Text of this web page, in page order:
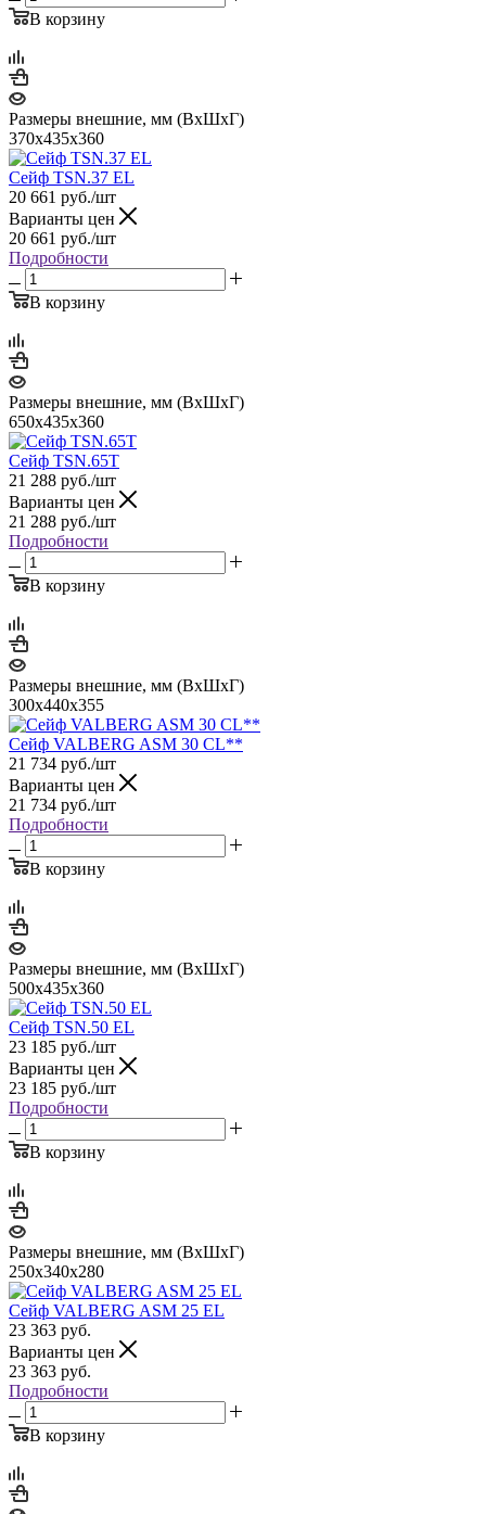
В корзину
Размеры внешние, мм (ВхШхГ)
370x435x360
Сейф TSN.37 EL
20 661 руб./шт
Варианты цен
20 661 руб./шт
Подробности
В корзину
Размеры внешние, мм (ВхШхГ)
650x435x360
Сейф TSN.65T
21 288 руб./шт
Варианты цен
21 288 руб./шт
Подробности
В корзину
Размеры внешние, мм (ВхШхГ)
300x440x355
Сейф VALBERG ASM 30 CL**
21 734 руб./шт
Варианты цен
21 734 руб./шт
Подробности
В корзину
Размеры внешние, мм (ВхШхГ)
500x435x360
Сейф TSN.50 EL
23 185 руб./шт
Варианты цен
23 185 руб./шт
Подробности
В корзину
Размеры внешние, мм (ВхШхГ)
250x340x280
Сейф VALBERG ASM 25 EL
23 363 руб.
Варианты цен
23 363 руб.
Подробности
В корзину